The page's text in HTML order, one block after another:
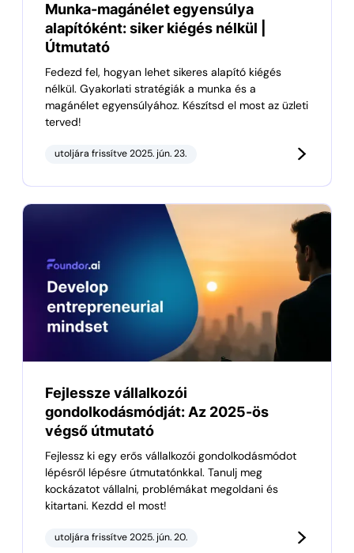
Munka-magánélet egyensúlya
alapítóként: siker kiégés nélkül |
Útmutató
Fedezd fel, hogyan lehet sikeres alapító kiégés
nélkül. Gyakorlati stratégiák a munka és a
magánélet egyensúlyához. Készítsd el most az üzleti
terved!
utoljára frissítve 2025. jún. 23.
Fejlessze vállalkozói
gondolkodásmódját: Az 2025-ös
végső útmutató
Fejlessz ki egy erős vállalkozói gondolkodásmódot
lépésről lépésre útmutatónkkal. Tanulj meg
kockázatot vállalni, problémákat megoldani és
kitartani. Kezdd el most!
utoljára frissítve 2025. jún. 20.